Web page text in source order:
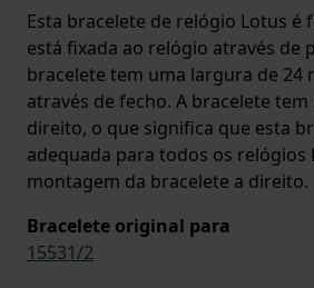
Esta bracelete de relógio Lotus é
está fixada ao relógio através de
bracelete tem uma largura de 24
através de fecho. A bracelete
direito, o que significa que esta
adequada para todos os relógios
montagem da bracelete a direito.
Bracelete original para
15531/2